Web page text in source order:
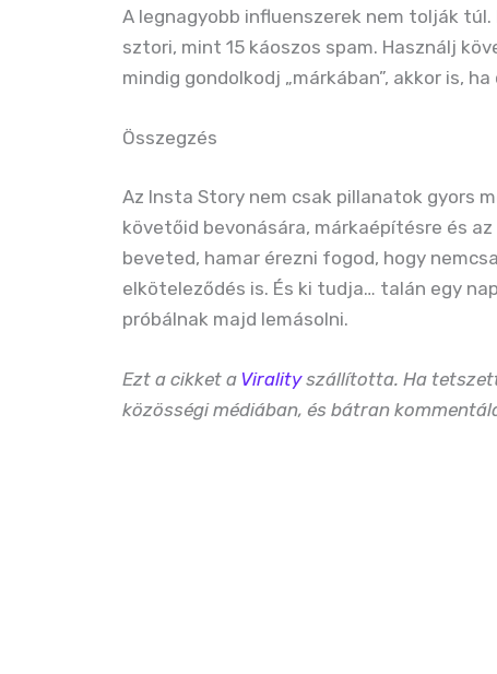
A legnagyobb influenszerek nem tolják
sztori, mint 15 káoszos spam. Használj
mindig gondolkodj „márkában”, akkor is,
Összegzés
Az Insta Story nem csak pillanatok gyors
követőid bevonására, márkaépítésre és
beveted, hamar érezni fogod, hogy
elköteleződés is. És ki tudja… talán egy
próbálnak majd lemásolni.
Ezt a cikket a Viralityszállította. Ha
közösségi médiában, és bátran